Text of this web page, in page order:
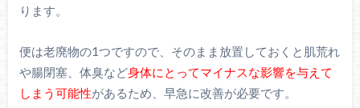
ります。
便は老廃物の1つですので、そのまま放置しておくと肌荒れ
や腸閉塞、体臭など身体にとってマイナスな影響を与えて
しまう可能性があるため、早急に改善が必要です。